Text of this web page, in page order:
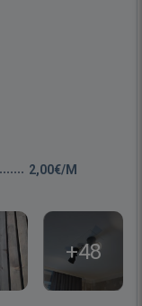
2,00€/M
+48